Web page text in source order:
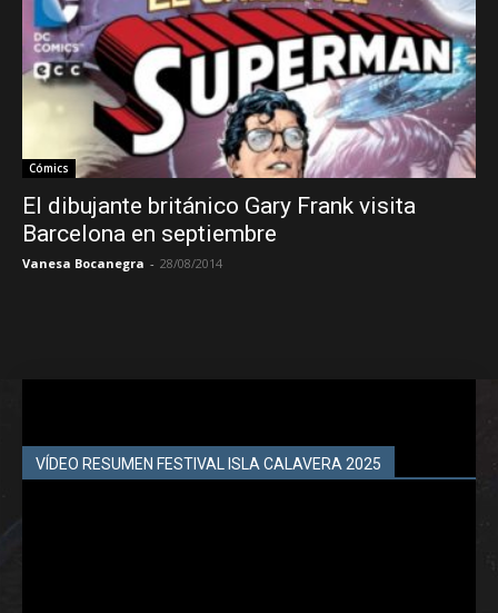
Cómics
El dibujante británico Gary Frank visita
Barcelona en septiembre
Vanesa Bocanegra - 28/08/2014
VÍDEO RESUMEN FESTIVAL ISLA CALAVERA 2025